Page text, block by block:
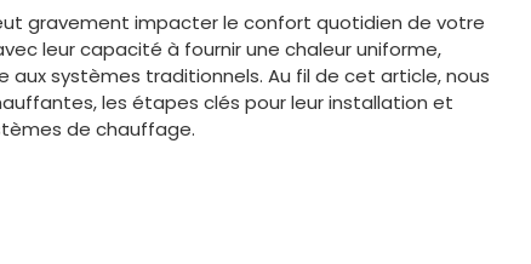
gravement impacter le confort quotidien de votre
leur capacité à fournir une chaleur uniforme,
systèmes traditionnels. Au fil de cet article, nous
les étapes clés pour leur installation et
de chauffage.